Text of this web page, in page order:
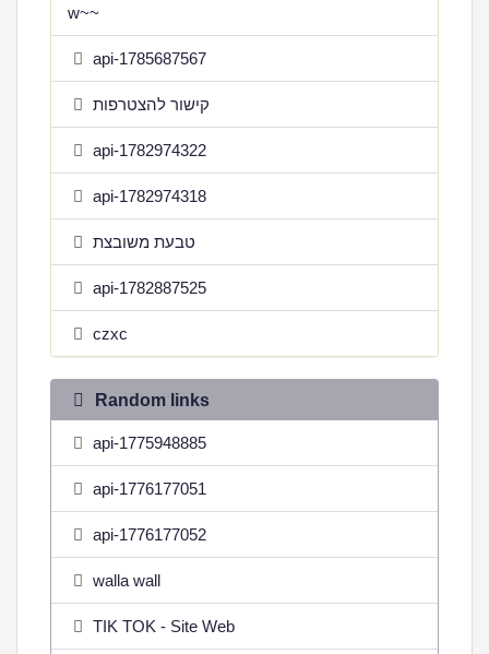
w~~
api-1785687567
קישור להצטרפות
api-1782974322
api-1782974318
טבעת משובצת
api-1782887525
czxc
Random links
api-1775948885
api-1776177051
api-1776177052
walla wall
TIK TOK - Site Web